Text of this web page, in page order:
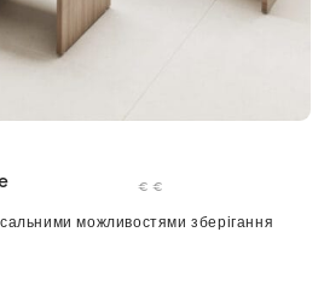
€ €
можливостями зберігання